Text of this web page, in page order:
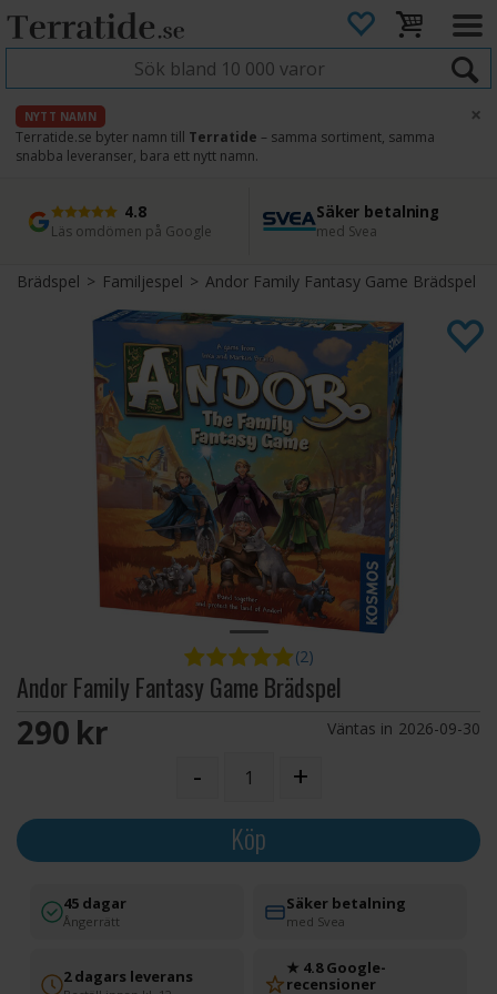
NYTT NAMN
Terratide.se byter namn till Terratide – samma sortiment, samma
snabba leveranser, bara ett nytt namn.
×
4.8
Läs omdömen på Google
Säker betalning
med Svea
Snabb leverans
Direkt från lager
45 dagars ångerrätt
Enkel retur
Brädspel> Familjespel>Andor Family Fantasy Game Brädspel
(2)
Andor Family Fantasy Game Brädspel
290 SEK Väntas in 2026-09-30
- +
Köp
45 dagar
Ångerrätt
Säker betalning
med Svea
2 dagars leverans
★ 4.8 Google-
recensioner